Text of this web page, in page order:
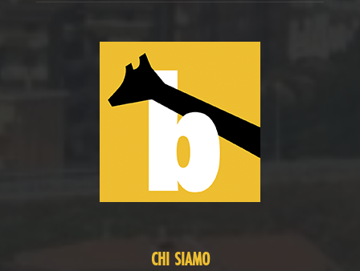
CHI SIAMO